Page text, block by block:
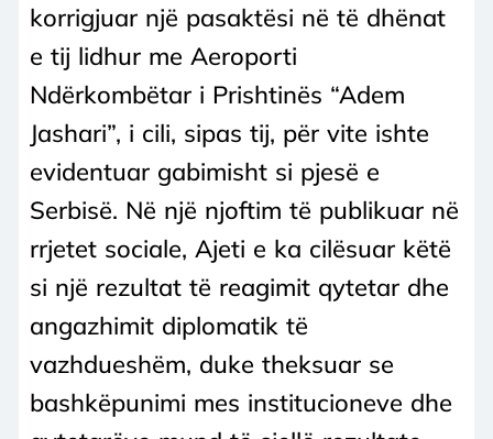
korrigjuar një pasaktësi në të dhënat
e tij lidhur me Aeroporti
Ndërkombëtar i Prishtinës “Adem
Jashari”, i cili, sipas tij, për vite ishte
evidentuar gabimisht si pjesë e
Serbisë. Në një njoftim të publikuar në
rrjetet sociale, Ajeti e ka cilësuar këtë
si një rezultat të reagimit qytetar dhe
angazhimit diplomatik të
vazhdueshëm, duke theksuar se
bashkëpunimi mes institucioneve dhe